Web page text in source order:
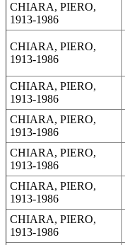
CHIARA, PIERO,
1913-1986
CHIARA, PIERO,
1913-1986
CHIARA, PIERO,
1913-1986
CHIARA, PIERO,
1913-1986
CHIARA, PIERO,
1913-1986
CHIARA, PIERO,
1913-1986
CHIARA, PIERO,
1913-1986